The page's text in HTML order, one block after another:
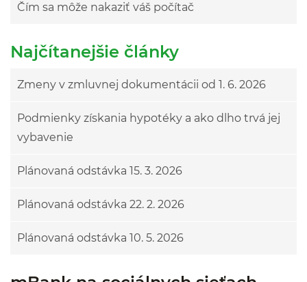
Čím sa môže nakaziť váš počítač
Najčítanejšie články
Zmeny v zmluvnej dokumentácii od 1. 6. 2026
Podmienky získania hypotéky a ako dlho trvá jej
vybavenie
Plánovaná odstávka 15. 3. 2026
Plánovaná odstávka 22. 2. 2026
Plánovaná odstávka 10. 5. 2026